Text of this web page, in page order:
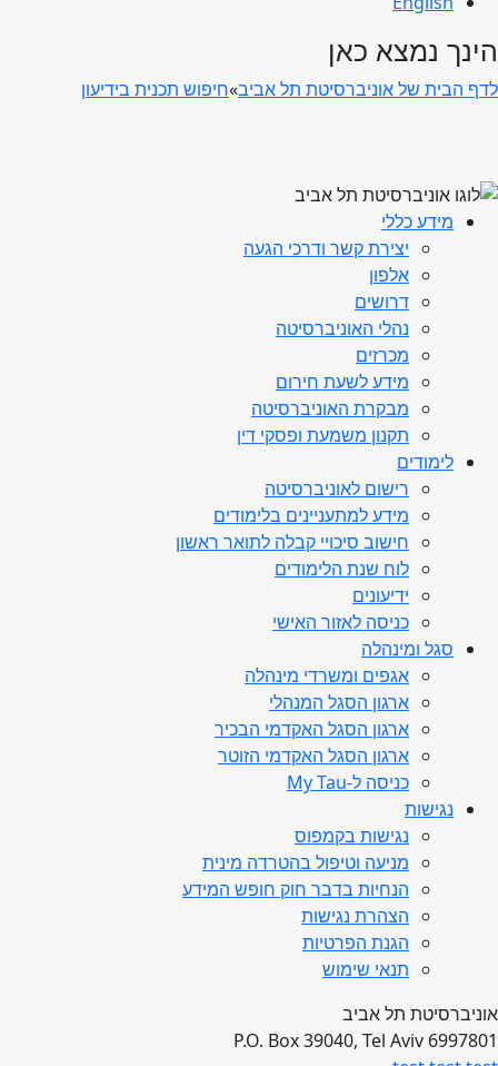
הינך נמצא כאן
לדף הבית של אוניברסיטת תל אביב»חיפוש תכנית בידיעון
מידע כללי
יצירת קשר ודרכי הגעה
אלפון
דרושים
נהלי האוניברסיטה
מכרזים
מידע לשעת חירום
מבקרת האוניברסיטה
תקנון משמעת ופסקי דין
לימודים
רישום לאוניברסיטה
מידע למתעניינים בלימודים
חישוב סיכויי קבלה לתואר ראשון
לוח שנת הלימודים
ידיעונים
כניסה לאזור האישי
סגל ומינהלה
אגפים ומשרדי מינהלה
ארגון הסגל המנהלי
ארגון הסגל האקדמי הבכיר
ארגון הסגל האקדמי הזוטר
כניסה ל-My Tau
נגישות
נגישות בקמפוס
מניעה וטיפול בהטרדה מינית
הנחיות בדבר חוק חופש המידע
הצהרת נגישות
הגנת הפרטיות
תנאי שימוש
אוניברסיטת תל אביב
P.O. Box 39040, Tel Aviv 6997801